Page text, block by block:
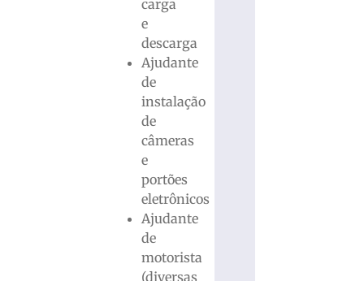
carga
e
descarga
Ajudante
de
instalação
de
câmeras
e
portões
eletrônicos
Ajudante
de
motorista
(diversas